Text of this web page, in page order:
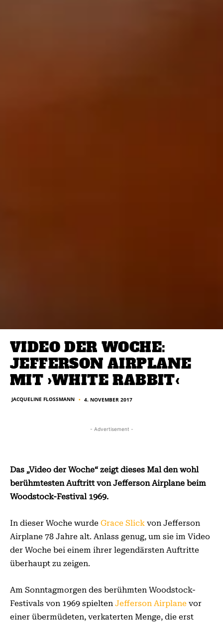
VIDEO DER WOCHE:
JEFFERSON AIRPLANE
MIT ›WHITE RABBIT‹
JACQUELINE FLOSSMANN ■ 4. NOVEMBER 2017
- Advertisement -
Das „Video der Woche“ zeigt dieses Mal den wohl
berühmtesten Auftritt von Jefferson Airplane beim
Woodstock-Festival 1969.
In dieser Woche wurde Grace Slick von Jefferson
Airplane 78 Jahre alt. Anlass genug, um sie im Video
der Woche bei einem ihrer legendärsten Auftritte
überhaupt zu zeigen.
Am Sonntagmorgen des berühmten Woodstock-
Festivals von 1969 spielten Jefferson Airplane vor
einer übermüdeten, verkaterten Menge, die erst